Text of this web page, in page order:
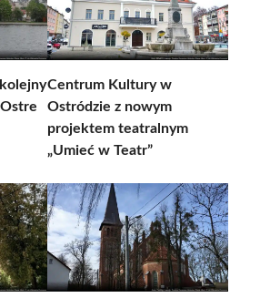
Centrum Kultury w
Ostródzie z nowym
projektem teatralnym
„Umieć w Teatr”